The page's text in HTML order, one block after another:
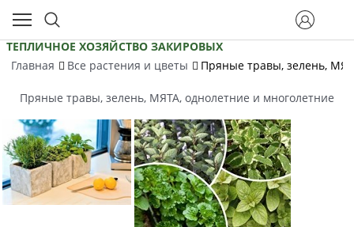
ТЕПЛИЧНОЕ ХОЗЯЙСТВО ЗАКИРОВЫХ
Главная
Все растения и цветы Пряные травы, зелень,
Пряные травы, зелень, МЯТА, однолетние и многолетние